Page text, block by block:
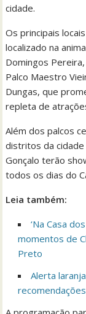
cidade.
Os principais
localizado na
Domingos
Palco Maestro
Dungas, que
repleta de
Além dos palcos
distritos da
Gonçalo terão
todos os dias do
Leia também:
‘Na Casa
momentos de
Preto
Alerta